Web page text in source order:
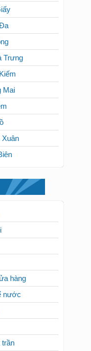
Trưng
Mai
hàng
nước
trần